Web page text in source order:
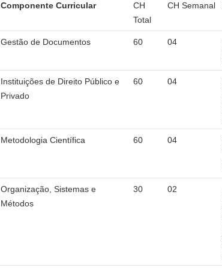
Componente Curricular
CH
Total
CH Semanal
Gestão de Documentos 60 04
Instituições de Direito Público e
Privado
60 04
Metodologia Científica 60 04
Organização, Sistemas e
Métodos
30 02